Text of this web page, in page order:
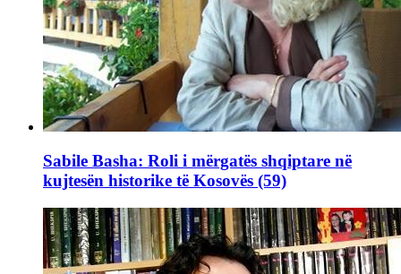
Sabile Basha: Roli i mërgatës shqiptare në
kujtesën historike të Kosovës (59)